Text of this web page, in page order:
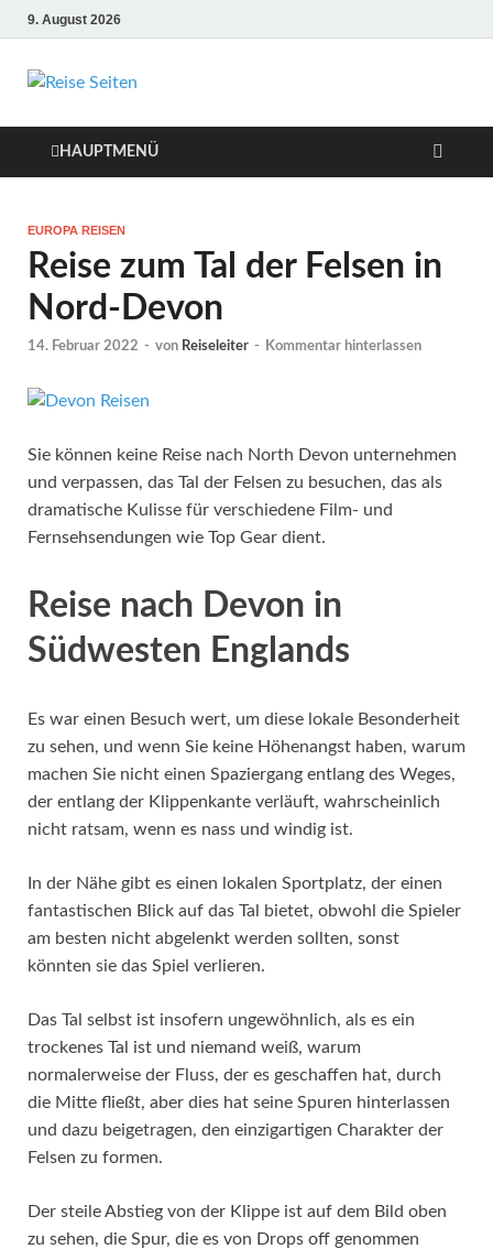
9. August 2026
Die besten Reise-
Webseiten für
Reiseplanung
HAUPTMENÜ
EUROPA REISEN
Reise zum Tal der Felsen in
Nord-Devon
14. Februar 2022 - von Reiseleiter - Kommentar hinterlassen
Sie können keine Reise nach North Devon unternehmen
und verpassen, das Tal der Felsen zu besuchen, das als
dramatische Kulisse für verschiedene Film- und
Fernsehsendungen wie Top Gear dient.
Reise nach Devon in
Südwesten Englands
Es war einen Besuch wert, um diese lokale Besonderheit
zu sehen, und wenn Sie keine Höhenangst haben, warum
machen Sie nicht einen Spaziergang entlang des Weges,
der entlang der Klippenkante verläuft, wahrscheinlich
nicht ratsam, wenn es nass und windig ist.
In der Nähe gibt es einen lokalen Sportplatz, der einen
fantastischen Blick auf das Tal bietet, obwohl die Spieler
am besten nicht abgelenkt werden sollten, sonst
könnten sie das Spiel verlieren.
Das Tal selbst ist insofern ungewöhnlich, als es ein
trockenes Tal ist und niemand weiß, warum
normalerweise der Fluss, der es geschaffen hat, durch
die Mitte fließt, aber dies hat seine Spuren hinterlassen
und dazu beigetragen, den einzigartigen Charakter der
Felsen zu formen.
Der steile Abstieg von der Klippe ist auf dem Bild oben
zu sehen, die Spur, die es von Drops off genommen